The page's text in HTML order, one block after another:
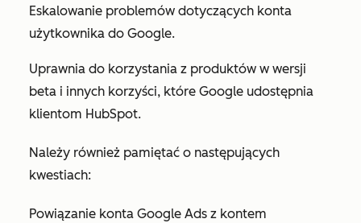
Eskalowanie problemów dotyczących konta
użytkownika do Google.
Uprawnia do korzystania z produktów w wersji
beta i innych korzyści, które Google udostępnia
klientom HubSpot.
Należy również pamiętać o następujących
kwestiach:
Powiązanie konta Google Ads z kontem